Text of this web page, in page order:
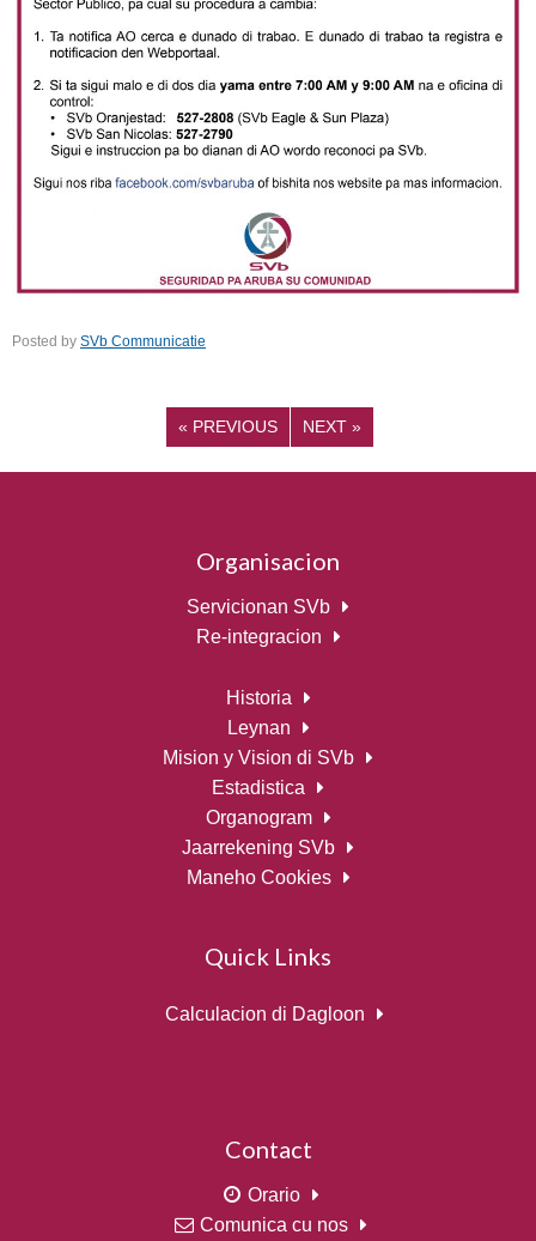
Posted by SVb Communicatie
« PREVIOUS NEXT »
Organisacion
Servicionan SVb
Re-integracion
Historia
Leynan
Mision y Vision di SVb
Estadistica
Organogram
Jaarrekening SVb
Maneho Cookies
Quick Links
Calculacion di Dagloon
Contact
Orario
Comunica cu nos